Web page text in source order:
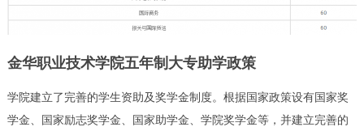
金华职业技术学院五年制大专助学政策
学院建立了完善的学生资助及奖学金制度。根据国家政策设有国家奖
学金、国家励志奖学金、国家助学金、学院奖学金等，并建立完善的